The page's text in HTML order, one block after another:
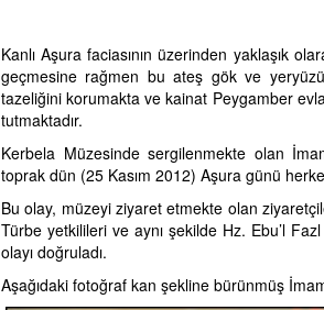
Kanlı Aşura faciasının üzerinden yaklaşık
geçmesine rağmen bu ateş gök ve
tazeliğini korumakta ve kainat Peygamber
tutmaktadır.
Kerbela Müzesinde sergilenmekte olan
toprak dün (25 Kasım 2012) Aşura günü
Bu olay, müzeyi ziyaret etmekte olan
Türbe yetkilileri ve aynı şekilde Hz. Ebu’l
olayı doğruladı.
Aşağıdaki fotoğraf kan şekline bürünmüş